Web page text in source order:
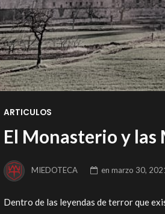
ARTICULOS
El Monasterio y las
MIEDOTECA en marzo 30,
Dentro de las leyendas de terror que